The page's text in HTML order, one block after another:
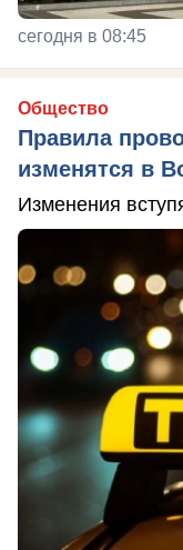
сегодня в 08:45
Общество
Правила
изменятся в
Изменения